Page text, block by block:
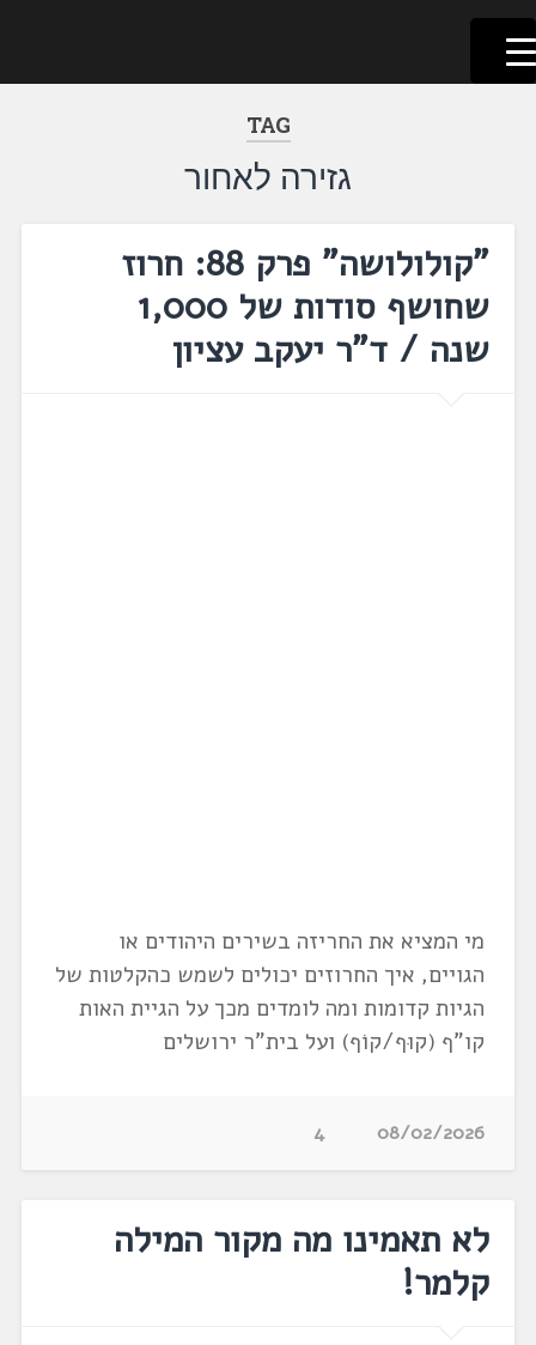
דלג
לתוכן
לשוניאדה
עברית. לשון. שפה
TAG
גזירה לאחור
"קולולושה" פרק 88: חרוז
שחושף סודות של 1,000
שנה / ד"ר יעקב עציון
מי המציא את החריזה בשירים היהודים או
הגויים, איך החרוזים יכולים לשמש כהקלטות של
הגיות קדומות ומה לומדים מכך על הגיית האות
קו"ף (קוּף/קוֹף) ועל בית"ר ירושלים
08/02/2026
4
לא תאמינו מה מקור המילה
קלמר!